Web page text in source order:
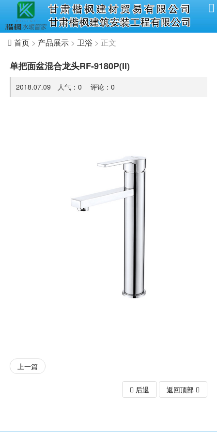
首页 > 产品展示 > 卫浴 > 正文
单把面盆混合龙头RF-9180P(II)
2018.07.09 人气： 0 评论： 0
上一篇
后退 返回顶部